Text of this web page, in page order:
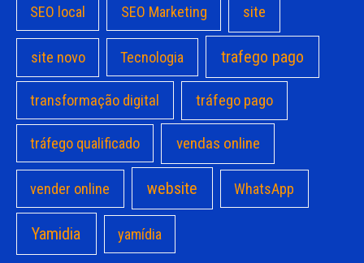
SEO local SEO Marketing site
site novo Tecnologia trafego pago
transformação digital tráfego pago
tráfego qualificado vendas online
vender online website WhatsApp
Yamidia yamídia